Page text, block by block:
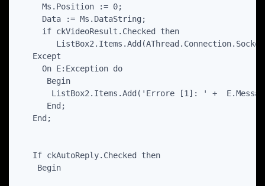
     Ms.Position := 0;
     Data := Ms.DataString;
     if ckVideoResult.Checked then
   Except
     On E:Exception do
      Begin
ListBox2.Items.Add('Errore [1]: ' +
      End;
   End;
   If ckAutoReply.Checked then
    Begin